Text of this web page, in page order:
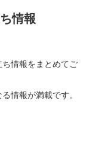
情報
情報をまとめてご
情報が満載です。